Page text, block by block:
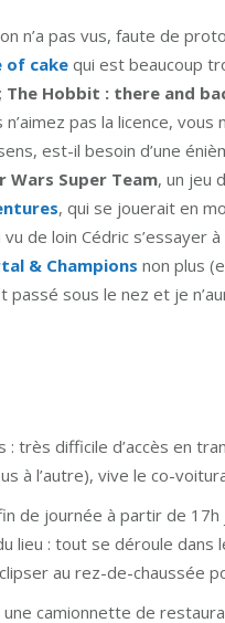
n’a pas vus, faute de
of cakequi est beaucoup
The Hobbit : there and
n’aimez pas la licence,
est-il besoin d’une
Wars Super Team, un jeu
, qui se jouerait en
de loin Cédric s’essayer à
& Champions non plus
passé sous le nez et je
: très difficile d’accès en
à l’autre), vive le co-
de journée à partir de
lieu : tout se déroule dans
au rez-de-chaussée
une camionnette de